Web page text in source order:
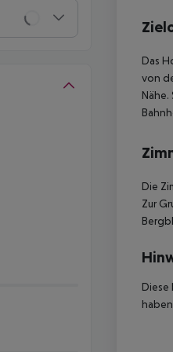
Das
von
Die
Zur
Diese